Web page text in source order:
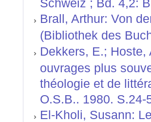
Schweiz ; Bd. 4,2:
Brall, Arthur: Von
(Bibliothek des
Dekkers, E.;
ouvrages plus
théologie et de
O.S.B.. 1980. S.24-
El-Kholi, Susann: